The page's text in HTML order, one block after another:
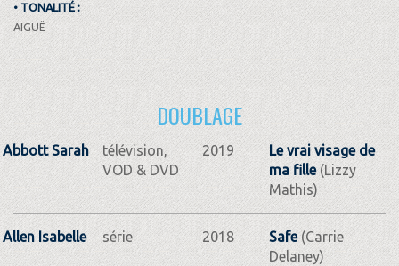
• TONALITÉ :
AIGUË
DOUBLAGE
Abbott Sarah
télévision,
VOD & DVD
2019
Le vrai visage de
ma fille(Lizzy
Mathis)
Allen Isabelle série 2018 Safe(Carrie
Delaney)